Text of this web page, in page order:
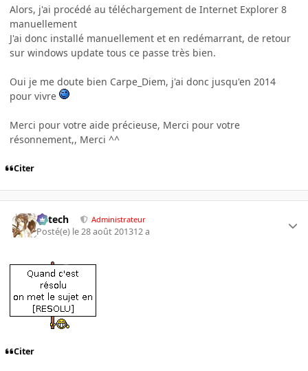
Alors, j'ai procédé au téléchargement de Internet Explorer 8
manuellement
J'ai donc installé manuellement et en redémarrant, de retour
sur windows update tous ce passe très bien.
Oui je me doute bien Carpe_Diem, j'ai donc jusqu'en 2014
pour vivre
Merci pour votre aide précieuse, Merci pour votre
résonnement,, Merci ^^
Citer
Edtech Administrateur
Posté(e) le 28 août 201312 a
Citer